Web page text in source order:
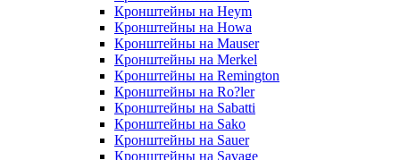
Кронштейны на Heym
Кронштейны на Howa
Кронштейны на Mauser
Кронштейны на Merkel
Кронштейны на Remington
Кронштейны на Ro?ler
Кронштейны на Sabatti
Кронштейны на Sako
Кронштейны на Sauer
Кронштейны на Savage